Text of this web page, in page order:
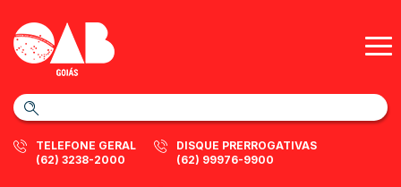
TELEFONE GERAL
(62) 3238-2000
DISQUE PRERROGATIVAS
(62) 99976-9900